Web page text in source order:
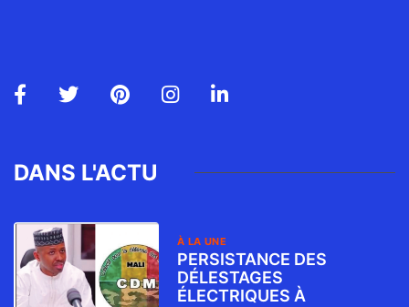
DANS L'ACTU
À LA UNE
PERSISTANCE DES
DÉLESTAGES
ÉLECTRIQUES À